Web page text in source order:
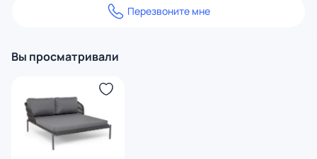
Перезвоните мне
Вы просматривали